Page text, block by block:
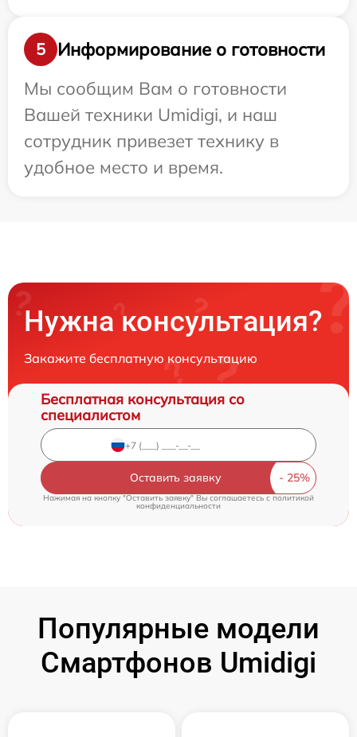
5
Информирование о готовности
Мы сообщим Вам о готовности
Вашей техники Umidigi, и наш
сотрудник привезет технику в
удобное место и время.
Нужна консультация?
Закажите бесплатную консультацию
Бесплатная консультация со
специалистом
Оставить заявку
Нажимая на кнопку "Оставить заявку" Вы соглашаетесь c политикой
конфиденциальности
Популярные модели
Смартфонов Umidigi